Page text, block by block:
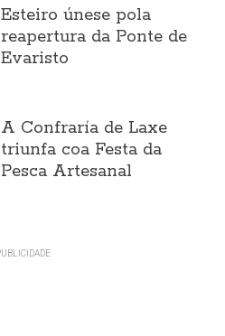
Esteiro únese pola
reapertura da Ponte de
Evaristo
A Confraría de Laxe
triunfa coa Festa da
Pesca Artesanal